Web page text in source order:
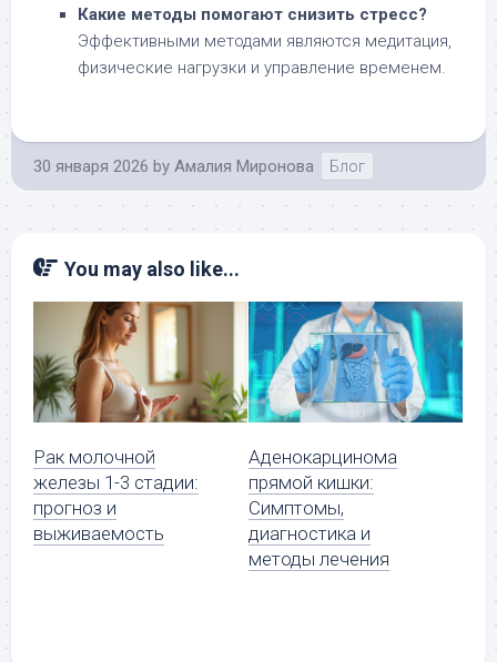
Какие методы помогают снизить стресс?
Эффективными методами являются медитация,
физические нагрузки и управление временем.
30 января 2026 by Амалия Миронова Блог
You may also like...
Рак молочной
железы 1-3 стадии:
прогноз и
выживаемость
Аденокарцинома
прямой кишки:
Симптомы,
диагностика и
методы лечения